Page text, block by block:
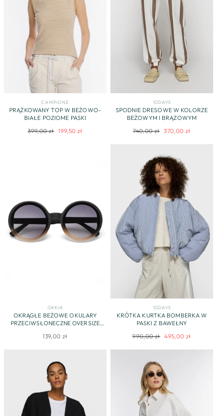
CAMPIONE
PRĄŻKOWANY TOP W BEŻOWO-
BIAŁE POZIOME PASKI
Regularna
399,00 zł Cena
199,50 zł
10DAYS
SPODNIE DRESOWE W KOLORZE
BEŻOWYM I BRĄZOWYM
Regularna
740,00 zł
Cena
370,00 zł
OKKIA
OKRĄGŁE BEŻOWE OKULARY
PRZECIWSŁONECZNE OVERSIZE
139,00 zł
10DAYS
KRÓTKA KURTKA BOMBERKA W
PASKI Z BAWEŁNY
Regularna
990,00 zł Cena
495,00 zł